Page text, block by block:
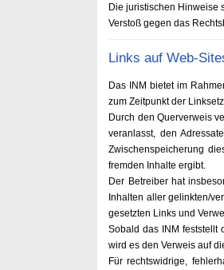
Die juristischen Hinweise
Verstoß gegen das
Links auf Web-
Das INM bietet im
zum Zeitpunkt der
Durch den Querverweis
veranlasst, den
Zwischenspeicherung
fremden Inhalte ergibt.
Der Betreiber hat
Inhalten aller gelinkten/
gesetzten Links und
Sobald das INM feststellt
wird es den Verweis auf
Für rechtswidrige,